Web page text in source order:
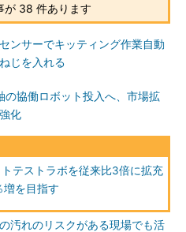
が 38 件あります
ンサーでキッティング作業自動
じを入れる
の協働ロボット投入へ、市場拡
化
テストラボを従来比3倍に拡充
を目指す
汚れのリスクがある現場でも活